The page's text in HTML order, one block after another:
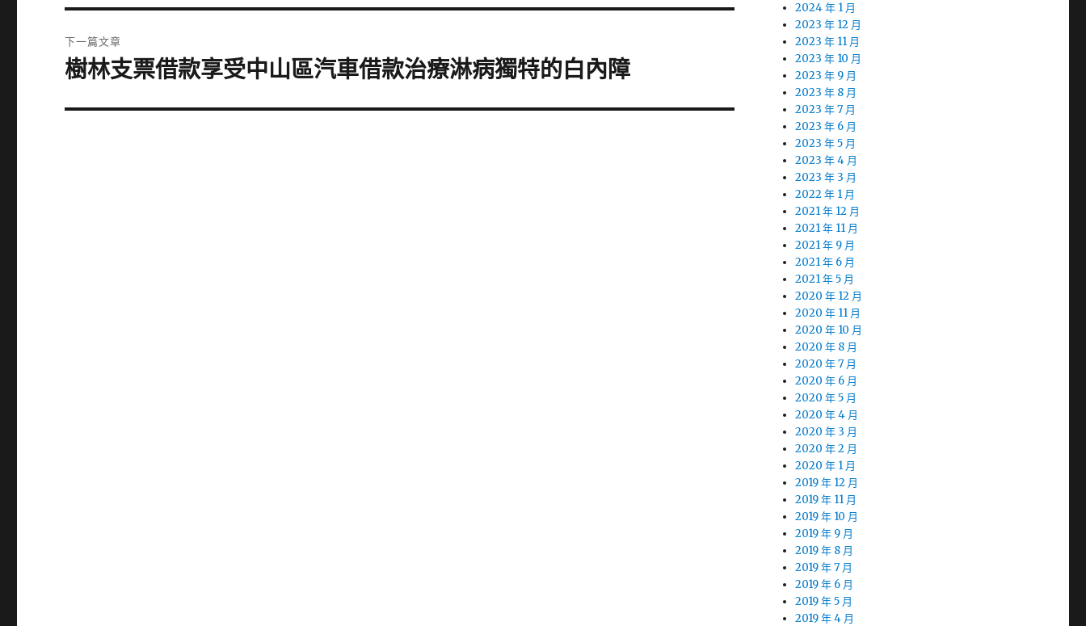
篇
文
章:
下一篇文章
下
篇
樹林支票借款享受中山區汽車借款治療淋病獨特的白內障
2024 年 1 月
2023 年 12 月
2023 年 11 月
2023 年 10 月
2023 年 9 月
2023 年 8 月
2023 年 7 月
2023 年 6 月
2023 年 5 月
2023 年 4 月
2023 年 3 月
2022 年 1 月
2021 年 12 月
2021 年 11 月
2021 年 9 月
2021 年 6 月
2021 年 5 月
2020 年 12 月
2020 年 11 月
2020 年 10 月
2020 年 8 月
2020 年 7 月
2020 年 6 月
2020 年 5 月
2020 年 4 月
2020 年 3 月
2020 年 2 月
2020 年 1 月
2019 年 12 月
2019 年 11 月
2019 年 10 月
2019 年 9 月
2019 年 8 月
2019 年 7 月
2019 年 6 月
2019 年 5 月
2019 年 4 月